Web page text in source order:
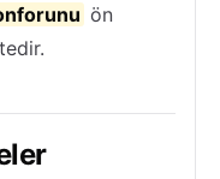
ön